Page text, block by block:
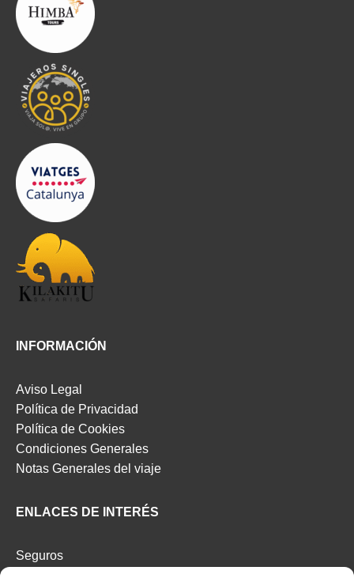
INFORMACIÓN
Aviso Legal
Política de Privacidad
Política de Cookies
Condiciones Generales
Notas Generales del viaje
ENLACES DE INTERÉS
Seguros